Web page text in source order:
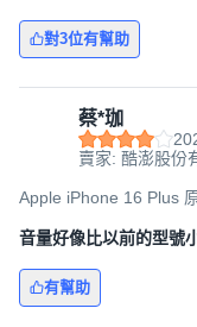
對3位有幫助
蔡*珈
賣家: 酷澎股份
Apple iPhone 16 Plus
音量好像比以前的型號
有幫助